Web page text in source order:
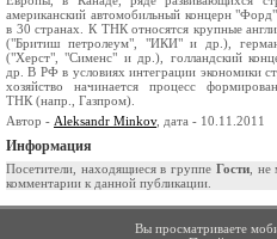
американский автомобильный концерн
в 30 странах. К ТНК относятся крупные
("Бритиш петролеум", "ИКИ" и др.),
("Херст", "Сименс" и др.), голландский
др. В РФ в условиях интеграции экономики
хозяйство начинается процесс
ТНК (напр., Газпром).
Автор - Aleksandr Minkov, дата - 10.11.2011
Информация
Посетители, находящиеся в группе Гости, не
комментарии к данной публикации.
Вы просматриваете